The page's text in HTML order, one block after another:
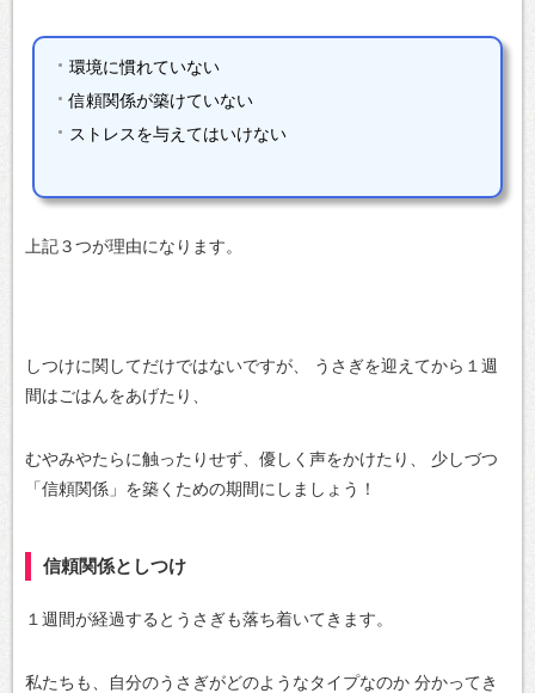
環境に慣れていない
信頼関係が築けていない
ストレスを与えてはいけない
上記３つが理由になります。
しつけに関してだけではないですが、
うさぎを迎えてから１週
間はごはんをあげたり、
むやみやたらに触ったりせず、優しく声をかけたり、
少しづつ
「信頼関係」を築くための期間にしましょう！
信頼関係としつけ
１週間が経過するとうさぎも落ち着いてきます。
私たちも、自分のうさぎがどのようなタイプなのか 分かってき